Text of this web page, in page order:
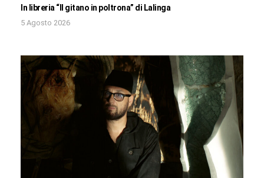
In libreria “Il gitano in poltrona” di Lalinga
5 Agosto 2026